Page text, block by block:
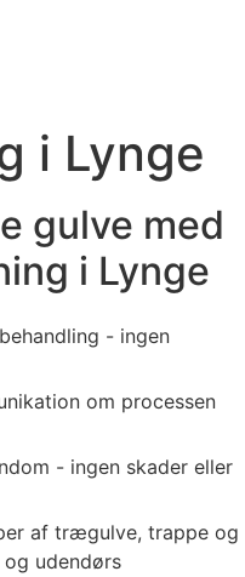
i Lynge
gulve med
i Lynge
- ingen
om processen
- ingen skader eller
af trægulve, trappe og
udendørs